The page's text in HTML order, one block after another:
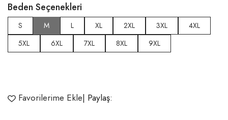
Beden Seçenekleri
S M L XL 2XL 3XL
4XL
5XL
6XL 7XL 8XL 9XL
Favorilerime Ekle| Paylaş: